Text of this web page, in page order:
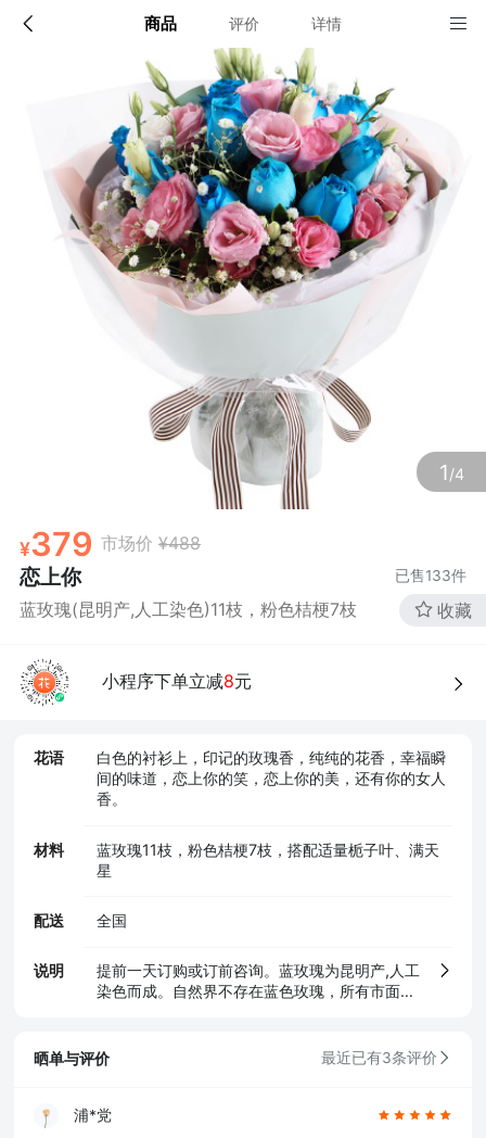
商品 评价 详情
1/4
379 市场价 ¥488
恋上你 已售133件
蓝玫瑰(昆明产,人工染色)11枝，粉色桔梗7枝 收藏
小程序下单立减8元
花语
白色的衬衫上，印记的玫瑰香，纯纯的花香，幸福瞬
间的味道，恋上你的笑，恋上你的美，还有你的女人
香。
材料
蓝玫瑰11枝，粉色桔梗7枝，搭配适量栀子叶、满天
星
配送 全国
说明
提前一天订购或订前咨询。蓝玫瑰为昆明产,人工
染色而成。自然界不存在蓝色玫瑰，所有市面上
配送说明
确定
店铺信息
该地区暂无配送门店
确定
晒单与评价 最近已有3条评价
浦*党